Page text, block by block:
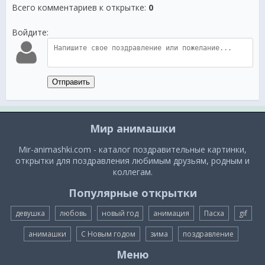
Всего комментариев к открытке: 0
Войдите:
Отправить
Мир анимашки
Mir-animashki.com - каталог поздравительные картинки,
открытки для поздравления любимым друзьям, родным и
коллегам.
Популярные открытки
девушка любовь новый год анимация Пасха gif
анимашки С Новым годом зима поздравление
Меню